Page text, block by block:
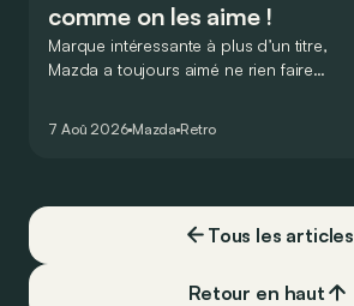
comme on les aime !
Marque intéressante à plus d’un titre,
Mazda a toujours aimé ne rien faire
de la plus belle des manières…
7 Aoû 2026 Mazda Retro
Tous les articles
Retour en haut